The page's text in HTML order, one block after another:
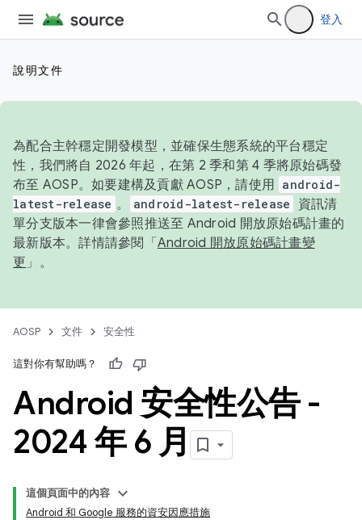
登入
說明文件
為配合主幹穩定開發模型，並確保生態系統的平台穩定
性，我們將自 2026 年起，在第 2 季和第 4 季將原始碼發
布至 AOSP。如要建構及貢獻 AOSP，請使用 android-
latest-release 。 android-latest-release
資訊清
單分支版本一律會參照推送至 Android 開放原始碼計畫的
最新版本。詳情請參閱「 Android 開放原始碼計畫變
更 」。
AOSP 文件 安全性
這對你有幫助嗎？
Android 安全性公告 -
2024 年 6 月
這個頁面中的內容
Android 和 Google 服務的資安因應措施